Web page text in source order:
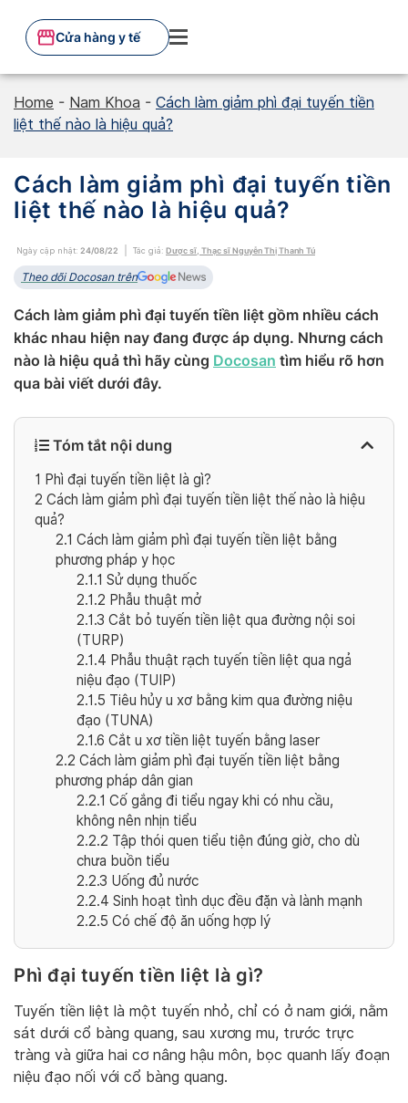
content
Cửa hàng y tế
Home - Nam Khoa - Cách làm giảm phì đại tuyến tiền
liệt thế nào là hiệu quả?
Cách làm giảm phì đại tuyến tiền
liệt thế nào là hiệu quả?
Ngày cập nhật: 24/08/22 Tác giả: Dược sĩ, Thạc sĩ Nguyễn Thị Thanh Tú
Theo dõi Docosan trên
Cách làm giảm phì đại tuyến tiền liệt gồm nhiều cách
khác nhau hiện nay đang được áp dụng. Nhưng cách
nào là hiệu quả thì hãy cùng Docosan tìm hiểu rõ hơn
qua bài viết dưới đây.
Tóm tắt nội dung
1 Phì đại tuyến tiền liệt là gì?
2 Cách làm giảm phì đại tuyến tiền liệt thế nào là hiệu
quả?
2.1 Cách làm giảm phì đại tuyến tiền liệt bằng
phương pháp y học
2.1.1 Sử dụng thuốc
2.1.2 Phẫu thuật mở
2.1.3 Cắt bỏ tuyến tiền liệt qua đường nội soi
(TURP)
2.1.4 Phẫu thuật rạch tuyến tiền liệt qua ngả
niệu đạo (TUIP)
2.1.5 Tiêu hủy u xơ bằng kim qua đường niệu
đạo (TUNA)
2.1.6 Cắt u xơ tiền liệt tuyến bằng laser
2.2 Cách làm giảm phì đại tuyến tiền liệt bằng
phương pháp dân gian
2.2.1 Cố gắng đi tiểu ngay khi có nhu cầu,
không nên nhịn tiểu
2.2.2 Tập thói quen tiểu tiện đúng giờ, cho dù
chưa buồn tiểu
2.2.3 Uống đủ nước
2.2.4 Sinh hoạt tình dục đều đặn và lành mạnh
2.2.5 Có chế độ ăn uống hợp lý
Phì đại tuyến tiền liệt là gì?
Tuyến tiền liệt là một tuyến nhỏ, chỉ có ở nam giới, nằm
sát dưới cổ bàng quang, sau xương mu, trước trực
tràng và giữa hai cơ nâng hậu môn, bọc quanh lấy đoạn
niệu đạo nối với cổ bàng quang.